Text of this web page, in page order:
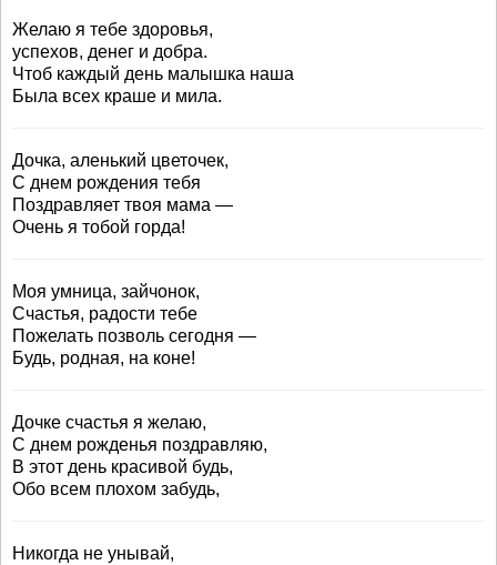
Желаю я тебе здоровья,
успехов, денег и добра.
Чтоб каждый день малышка наша
Была всех краше и мила.
Дочка, аленький цветочек,
С днем рождения тебя
Поздравляет твоя мама —
Очень я тобой горда!
Моя умница, зайчонок,
Счастья, радости тебе
Пожелать позволь сегодня —
Будь, родная, на коне!
Дочке счастья я желаю,
С днем рожденья поздравляю,
В этот день красивой будь,
Обо всем плохом забудь,
Никогда не унывай,